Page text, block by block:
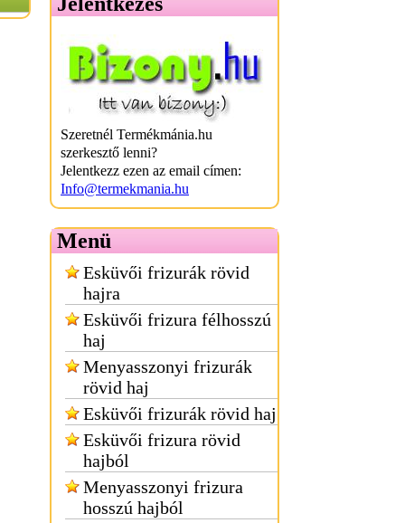
Szeretnél Termékmánia.hu
szerkesztő lenni?
Jelentkezz ezen az email címen:
Info@termekmania.hu
Menü
Esküvői frizurák rövid
hajra
Esküvői frizura félhosszú
haj
Menyasszonyi frizurák
rövid haj
Esküvői frizurák rövid haj
Esküvői frizura rövid
hajból
Menyasszonyi frizura
hosszú hajból